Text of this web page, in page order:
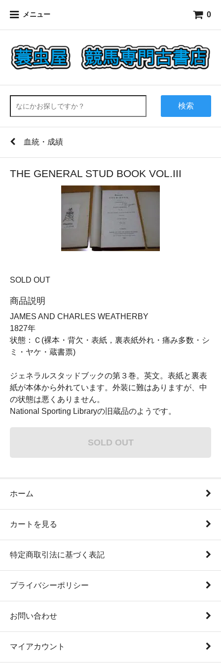
メニュー 0
検索
血統・成績
THE GENERAL STUD BOOK VOL.III
SOLD OUT
商品説明
JAMES AND CHARLES WEATHERBY
1827年
状態：Ｃ(裸本・背欠・表紙，裏表紙外れ・痛み多数・シ
ミ・ヤケ・蔵書票)
ジェネラルスタッドブックの第３巻。英文。表紙と裏表
紙が本体から外れています。外装に難はありますが、中
の状態は悪くありません。
National Sporting Libraryの旧蔵品のようです。
SOLD OUT
ホーム
カートを見る
特定商取引法に基づく表記
プライバシーポリシー
お問い合わせ
マイアカウント